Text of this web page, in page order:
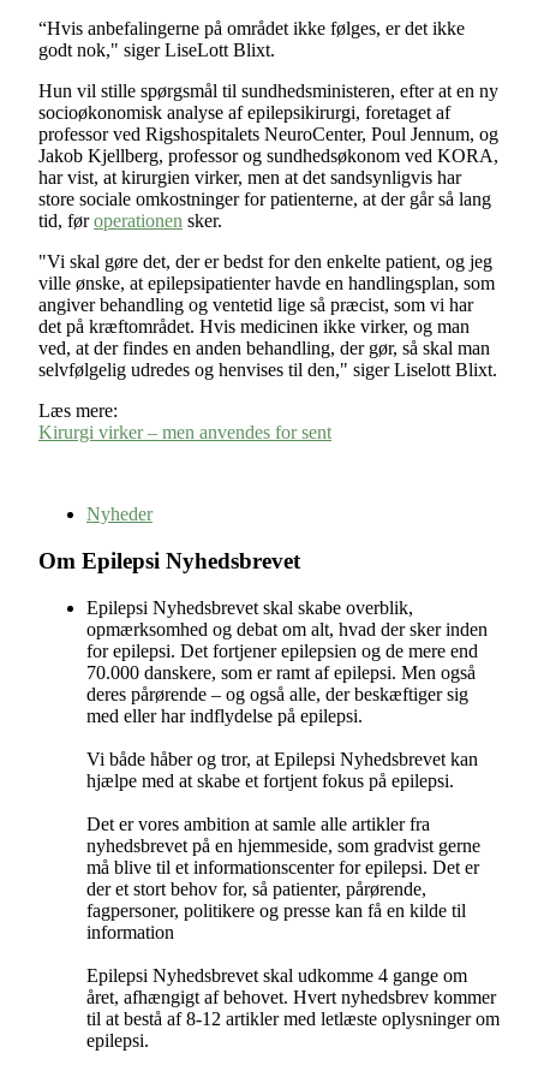
“Hvis anbefalingerne på området ikke følges, er det ikke
godt nok," siger LiseLott Blixt.
Hun vil stille spørgsmål til sundhedsministeren, efter at en ny
socioøkonomisk analyse af epilepsikirurgi, foretaget af
professor ved Rigshospitalets NeuroCenter, Poul Jennum, og
Jakob Kjellberg, professor og sundhedsøkonom ved KORA,
har vist, at kirurgien virker, men at det sandsynligvis har
store sociale omkostninger for patienterne, at der går så lang
tid, føroperationen sker.
"Vi skal gøre det, der er bedst for den enkelte patient, og jeg
ville ønske, at epilepsipatienter havde en handlingsplan, som
angiver behandling og ventetid lige så præcist, som vi har
det på kræftområdet. Hvis medicinen ikke virker, og man
ved, at der findes en anden behandling, der gør, så skal man
selvfølgelig udredes og henvises til den," siger Liselott Blixt.
Læs mere:
Kirurgi virker – men anvendes for sent
Nyheder
Om Epilepsi Nyhedsbrevet
Epilepsi Nyhedsbrevet skal skabe overblik,
opmærksomhed og debat om alt, hvad der sker inden
for epilepsi. Det fortjener epilepsien og de mere end
70.000 danskere, som er ramt af epilepsi. Men også
deres pårørende – og også alle, der beskæftiger sig
med eller har indflydelse på epilepsi.
Vi både håber og tror, at Epilepsi Nyhedsbrevet kan
hjælpe med at skabe et fortjent fokus på epilepsi.
Det er vores ambition at samle alle artikler fra
nyhedsbrevet på en hjemmeside, som gradvist gerne
må blive til et informationscenter for epilepsi. Det er
der et stort behov for, så patienter, pårørende,
fagpersoner, politikere og presse kan få en kilde til
information
Epilepsi Nyhedsbrevet skal udkomme 4 gange om
året, afhængigt af behovet. Hvert nyhedsbrev kommer
til at bestå af 8-12 artikler med letlæste oplysninger om
epilepsi.